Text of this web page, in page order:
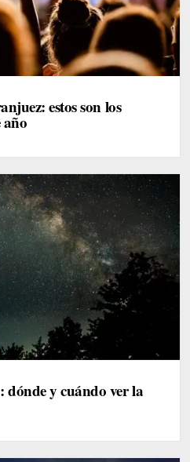
estos son los
año
dónde y cuándo ver la